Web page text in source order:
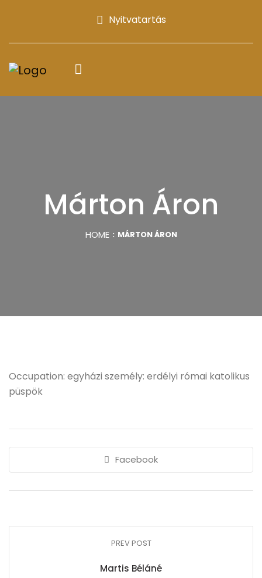
Nyitvatartás
Márton Áron
HOME MÁRTON ÁRON
Occupation: egyházi személy: erdélyi római katolikus
püspök
Facebook
PREV POST
Martis Béláné